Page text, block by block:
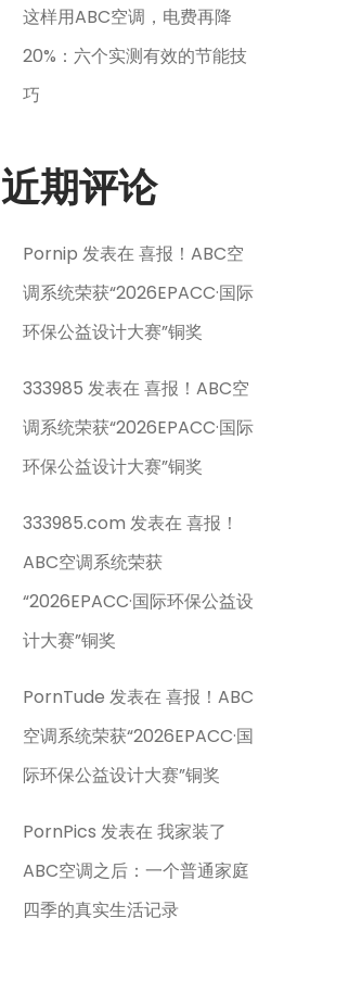
这样用ABC空调，电费再降
20%：六个实测有效的节能技
巧
近期评论
Pornip 发表在喜报！ABC空
调系统荣获“2026EPACC·国际
环保公益设计大赛”铜奖
333985 发表在喜报！ABC空
调系统荣获“2026EPACC·国际
环保公益设计大赛”铜奖
333985.com 发表在喜报！
ABC空调系统荣获
“2026EPACC·国际环保公益设
计大赛”铜奖
PornTude 发表在喜报！ABC
空调系统荣获“2026EPACC·国
际环保公益设计大赛”铜奖
PornPics 发表在我家装了
ABC空调之后：一个普通家庭
四季的真实生活记录